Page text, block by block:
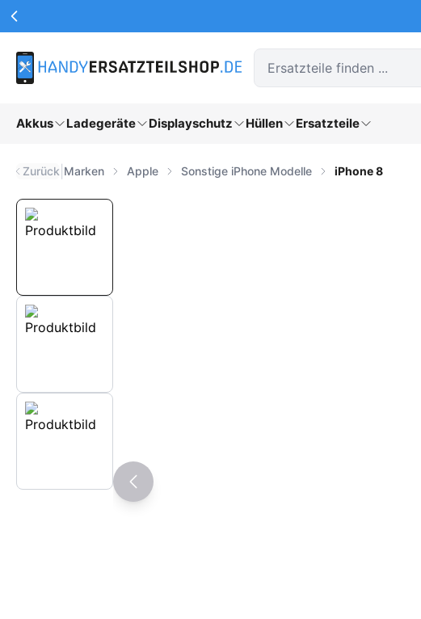
Zum Hauptinhalt springen
Werbeaktionen Kopfzeile
Akkus Ladegeräte Displayschutz Hüllen Ersatzteile
Zurück Marken Apple Sonstige iPhone Modelle iPhone 8